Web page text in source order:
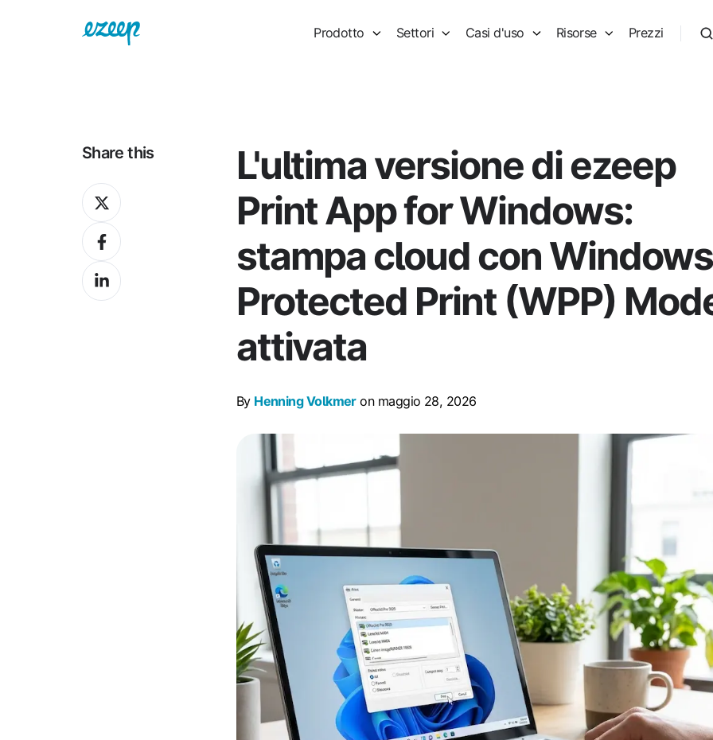
Prodotto Settori Casi d'uso Risorse Prezzi
L'ultima versione di ezeep
Print App for Windows:
stampa cloud con Windows
Protected Print (WPP)
attivata
By Henning Volkmeron maggio 28, 2026
Share this
Share
on
XShare
on
Facebook
Share
on